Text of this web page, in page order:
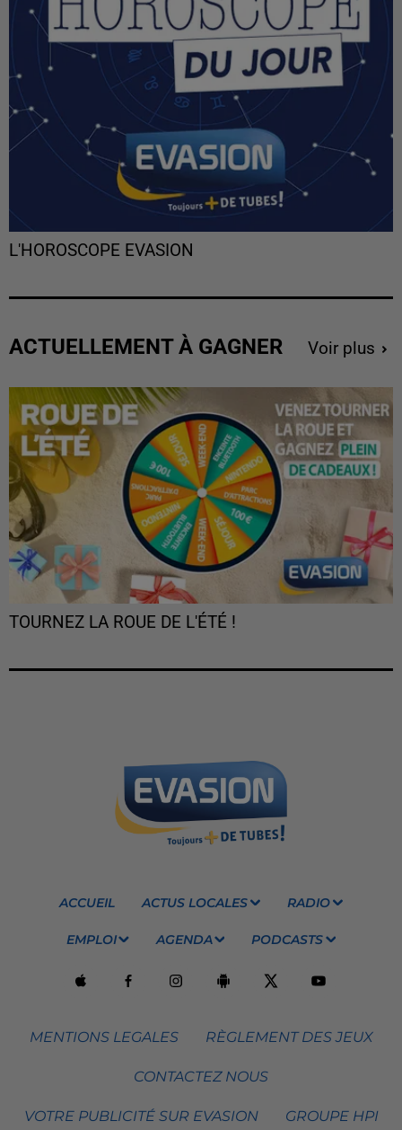
L'HOROSCOPE EVASION
ACTUELLEMENT À GAGNER Voir plus
TOURNEZ LA ROUE DE L'ÉTÉ !
ACCUEIL ACTUS LOCALES RADIO
EMPLOI AGENDA PODCASTS
MENTIONS LEGALES RÈGLEMENT DES JEUX
CONTACTEZ NOUS
VOTRE PUBLICITÉ SUR EVASION GROUPE HPI